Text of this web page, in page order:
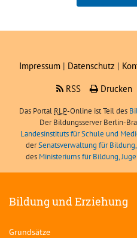
Boris
Impressum | Datenschutz |
RSS
Drucken
Das Portal RLP-Online ist Teil des
Der Bildungsserver Berlin-
Landesinstituts für Schule und
derSenatsverwaltung für
des Ministeriums für Bildung,
Bildung und Erziehung
Grundsätze